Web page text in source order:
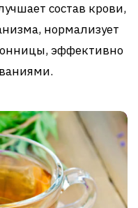
состав крови,
нормализует
эффективно